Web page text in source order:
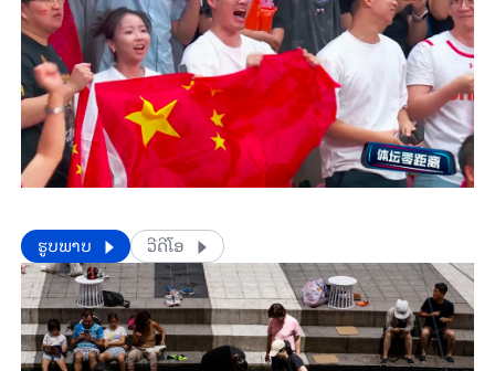
​​ຮູບພາບ ວີດີໂອ